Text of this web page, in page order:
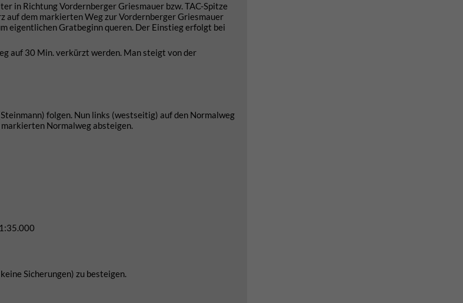
in Richtung Vordernberger Griesmauer bzw. TAC-Spitze
auf dem markierten Weg zur Vordernberger Griesmauer
eigentlichen Gratbeginn queren. Der Einstieg erfolgt bei
auf 30 Min. verkürzt werden. Man steigt von der
folgen. Nun links (westseitig) auf den Normalweg
Normalweg absteigen.
Sicherungen) zu besteigen.